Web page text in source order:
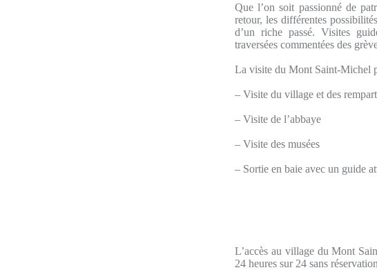
Que l’on soit passionné de
retour, les différentes
d’un riche passé. Visites
traversées commentées des
La visite du Mont Saint-Michel
– Visite du village et des
– Visite de l’abbaye
– Visite des musées
– Sortie en baie avec un guide
L’accès au village du Mont
24 heures sur 24 sans